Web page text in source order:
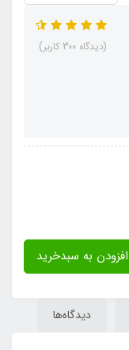
(دیدگاه 300 کاربر)
دیدگاه‌ها